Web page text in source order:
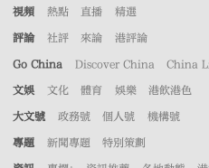
視頻 熱點 直播 精選
評論 社評 來論 港評論
Go China Discover China China
文娛 文化 體育 娛樂 港飲港色
大文號 政務號 個人號 機構號
專題 新聞專題 特別策劃